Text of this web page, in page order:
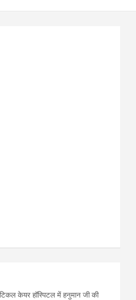
केयर हॉस्पिटल में हनुमान जी की